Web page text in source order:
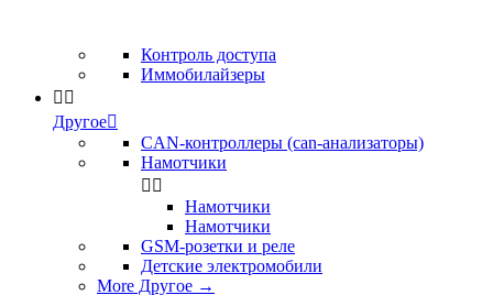
Контроль доступа
Иммобилайзеры
 
Другое
CAN-контроллеры (can-анализаторы)
Намотчики
 
Намотчики
Намотчики
GSM-розетки и реле
Детские электромобили
More Другое →